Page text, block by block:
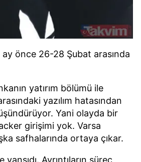
önce 26-28 Şubat arasında
yatırım bölümü ile
yazılım hatasından
Yani olayda bir
girişimi yok. Varsa
safhalarında ortaya çıkar.
Ayrıntıların süreç